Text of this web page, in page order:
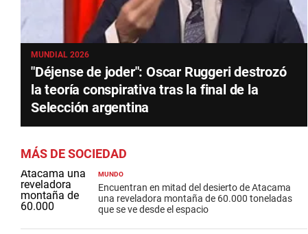
MUNDIAL 2026
"Déjense de joder": Oscar Ruggeri destrozó
la teoría conspirativa tras la final de la
Selección argentina
MÁS DE SOCIEDAD
MUNDO
Encuentran en mitad del desierto de Atacama
una reveladora montaña de 60.000 toneladas
que se ve desde el espacio